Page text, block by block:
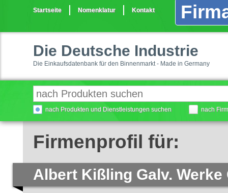
Startseite Nomenklatur Kontakt
Die Deutsche Industrie
Die Einkaufsdatenbank für den Binnenmarkt - Made in Germany
nach Produkten und Dienstleistungen suchen nach
Firmenprofil für:
Albert Kißling Galv. Werke